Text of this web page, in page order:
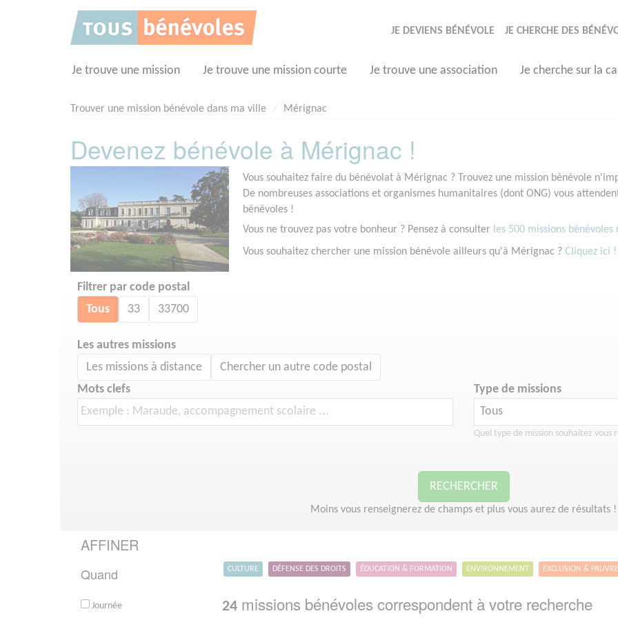
JE DEVIENS BÉNÉVOLE JE CHERCHE DES
Je trouve une mission Je trouve une mission courte Je trouve une association Je cherche sur la
Trouver une mission bénévole dans ma ville Mérignac
Devenez bénévole à Mérignac !
Vous souhaitez faire du bénévolat à Mérignac ? Trouvez une mission bénévole
De nombreuses associations et organismes humanitaires (dont ONG) vous
bénévoles !
Vous ne trouvez pas votre bonheur ? Pensez à consulter les 500 missions
Vous souhaitez chercher une mission bénévole ailleurs qu'à Mérignac ? Cliquez ici !
Filtrer par code postal
Tous 33 33700
Les autres missions
Les missions à distance Chercher un autre code postal
Mots clefs Type de missions
Quel type de mission souhaitez vous
RECHERCHER
Moins vous renseignerez de champs et plus vous aurez de résultats !
AFFINER
Quand
Journée
CULTURE DÉFENSE DES DROITS ÉDUCATION & FORMATION ENVIRONNEMENT EXCLUSION &
24 missions bénévoles correspondent à votre recherche